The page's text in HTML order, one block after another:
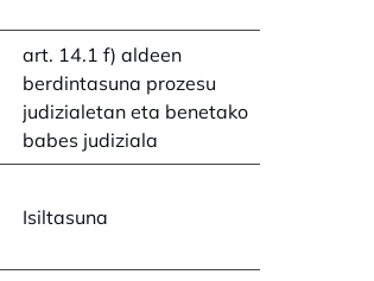
art. 14.1 f) aldeen
berdintasuna prozesu
judizialetan eta benetako
babes judiziala
Isiltasuna